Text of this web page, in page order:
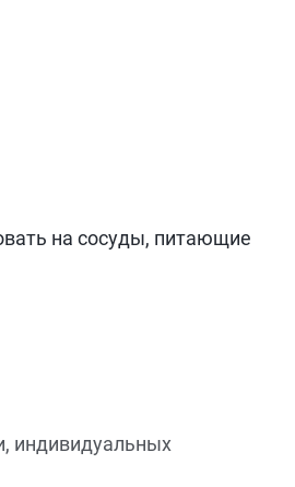
на сосуды, питающие
индивидуальных